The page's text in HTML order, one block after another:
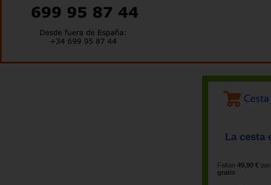
La cesta
Faltan 49,90 €
gratis